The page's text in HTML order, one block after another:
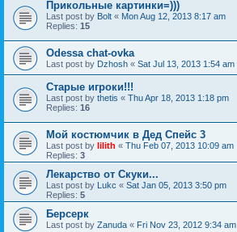
Прикольные картинки=)))
Last post by Bolt « Mon Aug 12, 2013 8:17 am
Replies: 15
Odessa chat-ovka
Last post by Dzhosh « Sat Jul 13, 2013 1:54 am
Старые игроки!!!
Last post by thetis « Thu Apr 18, 2013 1:18 pm
Replies: 16
Мой костюмчик в Дед Спейс 3
Last post by lilith « Thu Feb 07, 2013 10:09 am
Replies: 3
Лекарство от Скуки...
Last post by Lukc « Sat Jan 05, 2013 3:50 pm
Replies: 5
Берсерк
Last post by Zanuda « Fri Nov 23, 2012 9:34 am